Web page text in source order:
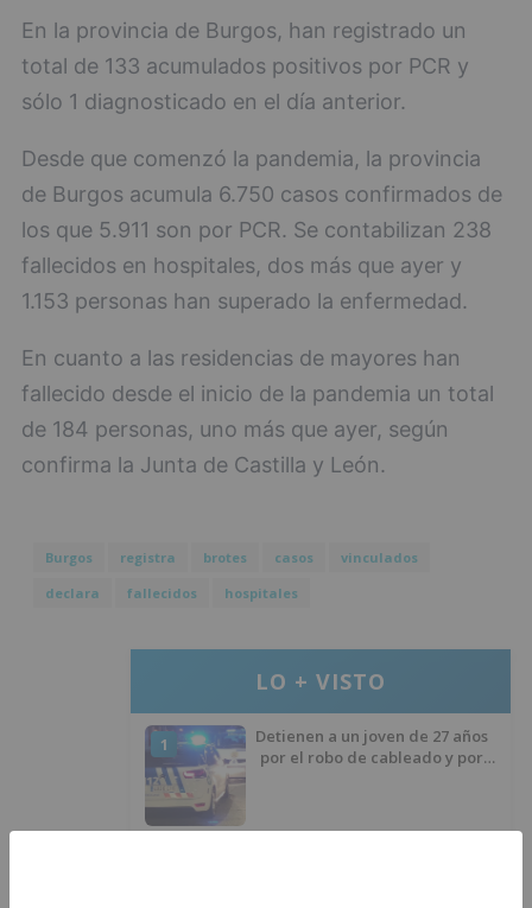
En la provincia de Burgos, han registrado un
total de 133 acumulados positivos por PCR y
sólo 1 diagnosticado en el día anterior.
Desde que comenzó la pandemia, la provincia
de Burgos acumula 6.750 casos confirmados de
los que 5.911 son por PCR. Se contabilizan 238
fallecidos en hospitales, dos más que ayer y
1.153 personas han superado la enfermedad.
En cuanto a las residencias de mayores han
fallecido desde el inicio de la pandemia un total
de 184 personas, uno más que ayer, según
confirma la Junta de Castilla y León.
Burgos registra brotes casos
vinculados
declara
fallecidos hospitales
LO + VISTO
1
Detienen a un joven de 27 años
por el robo de cableado y por